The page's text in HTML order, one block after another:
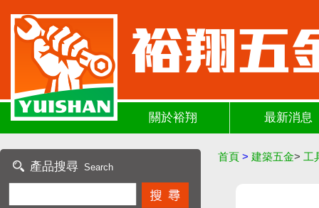
關於裕翔 最新消息
產品搜尋 Search
首頁 > 建築五金> 工